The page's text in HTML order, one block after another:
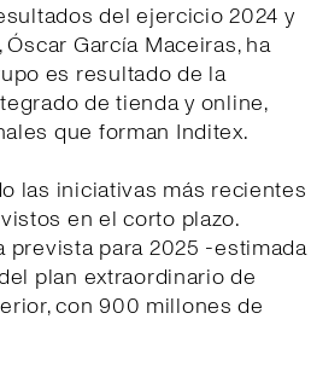
del ejercicio 2024 y
García Maceiras, ha
es resultado de la
de tienda y online,
que forman Inditex.
las iniciativas más recientes
en el corto plazo.
prevista para 2025 -estimada
plan extraordinario de
con 900 millones de